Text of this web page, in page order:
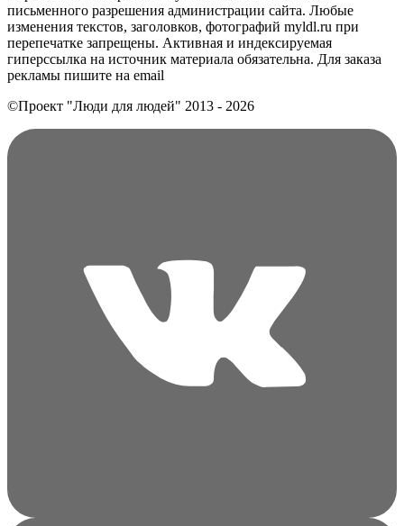
письменного разрешения администрации сайта. Любые
изменения текстов, заголовков, фотографий myldl.ru при
перепечатке запрещены. Активная и индексируемая
гиперссылка на источник материала обязательна. Для заказа
рекламы пишите на еmail
©Проект "Люди для людей" 2013 - 2026